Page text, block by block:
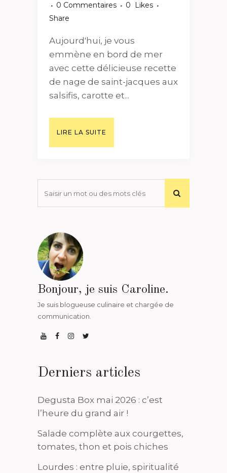
0 Commentaires
0
Likes
Share
Aujourd'hui, je vous
emmène en bord de mer
avec cette délicieuse recette
de nage de saint-jacques aux
salsifis, carotte et...
LIRE LA SUITE
Bonjour, je suis Caroline.
Je suis blogueuse culinaire et chargée de
communication.
Derniers articles
Degusta Box mai 2026 : c’est
l’heure du grand air !
Salade complète aux courgettes,
tomates, thon et pois chiches
Lourdes : entre pluie, spiritualité